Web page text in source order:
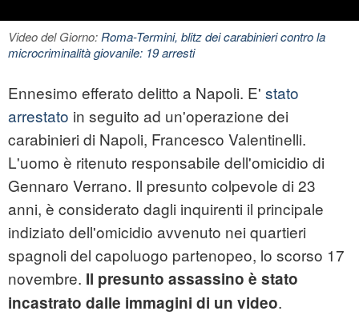
Video del Giorno:Roma-Termini, blitz dei carabinieri contro la
microcriminalità giovanile: 19 arresti
Ennesimo efferato delitto a Napoli. E' stato
arrestato in seguito ad un'operazione dei
carabinieri di Napoli, Francesco Valentinelli.
L'uomo è ritenuto responsabile dell'omicidio di
Gennaro Verrano. Il presunto colpevole di 23
anni, è considerato dagli inquirenti il principale
indiziato dell'omicidio avvenuto nei quartieri
spagnoli del capoluogo partenopeo, lo scorso 17
novembre. Il presunto assassino è stato
incastrato dalle immagini di un video.